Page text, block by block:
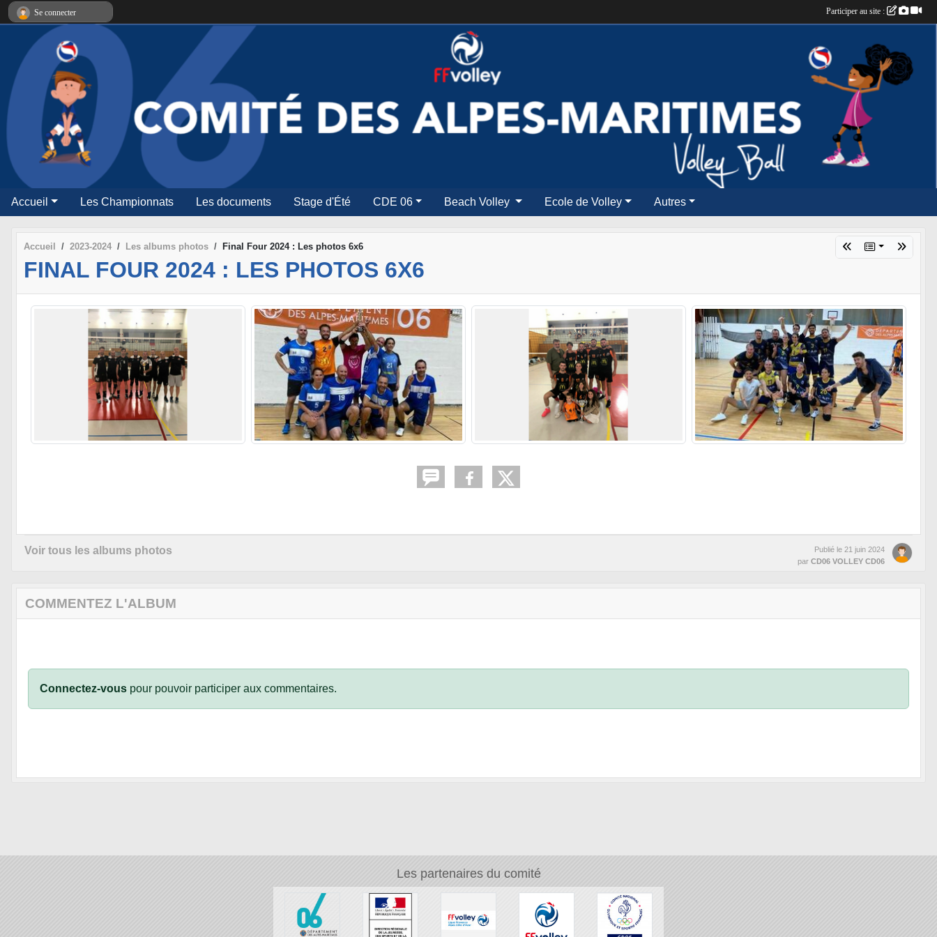
Accueil Les Championnats Les documents Stage d'Été CDE 06 Beach Volley Ecole de Volley Autres
Accueil 2023-2024 Les albums photos Final Four 2024 : Les photos 6x6
FINAL FOUR 2024 : LES PHOTOS 6X6
Voir tous les albums photos Publié le 21 juin 2024
par CD06 VOLLEY CD06
COMMENTEZ L'ALBUM
Connectez-vous pour pouvoir participer aux commentaires.
Les partenaires du comité
Se connecter Participer au site :
Panneau de gestion des cookies